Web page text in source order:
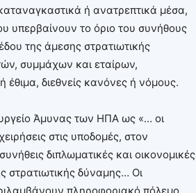
ή ανατρεπτικά μέσα,
υπερβαίνουν το όριο του συνήθους
της άμεσης στρατιωτικής
συμμάχων και εταίρων,
διεθνείς κανόνες ή νόμους.
Άμυνας των ΗΠΑ ως «… οι
στις υποδομές, στον
διπλωματικές και οικονομικές
στρατιωτικής δύναμης… Οι